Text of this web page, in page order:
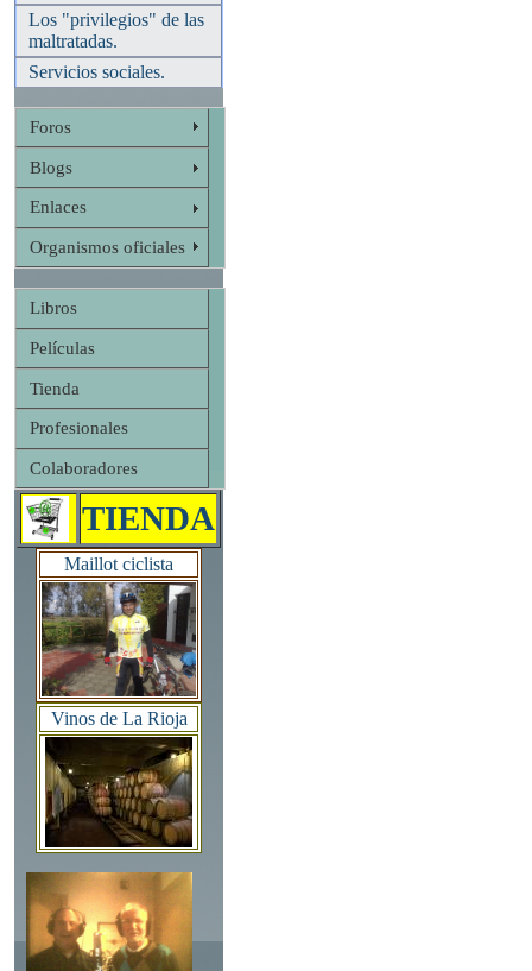
Los "privilegios" de las
maltratadas.
Servicios sociales.
Foros
Blogs
Enlaces
Organismos oficiales
Libros
Películas
Tienda
Profesionales
Colaboradores
TIENDA
Maillot ciclista
Vinos de La Rioja